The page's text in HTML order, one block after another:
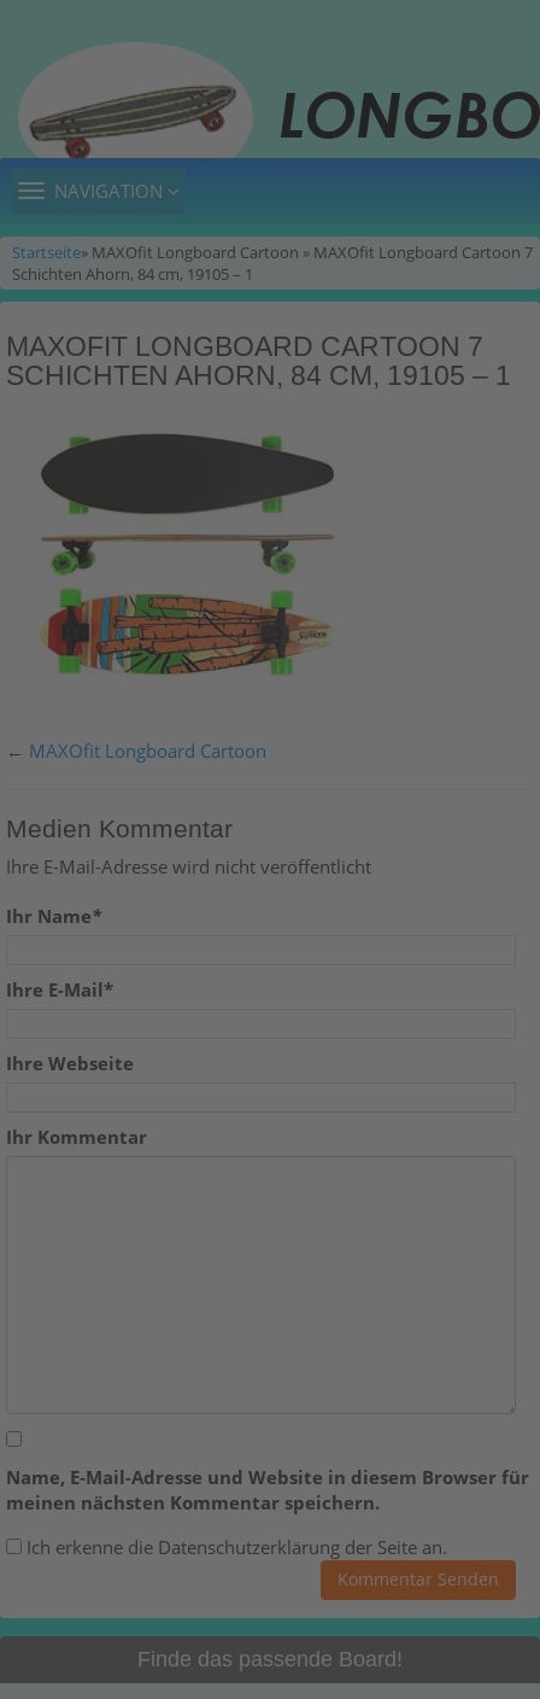
TOGGLE
NAVIGATION
Startseite» MAXOfit Longboard Cartoon » MAXOfit Longboard Cartoon 7
Schichten Ahorn, 84 cm, 19105 – 1
MAXOFIT LONGBOARD CARTOON 7
SCHICHTEN AHORN, 84 CM, 19105 – 1
← MAXOfit Longboard Cartoon
Medien Kommentar
Ihre E-Mail-Adresse wird nicht veröffentlicht
Ihr Name*
Ihre E-Mail*
Ihre Webseite
Ihr Kommentar
Name, E-Mail-Adresse und Website in diesem Browser für
meinen nächsten Kommentar speichern.
Ich erkenne die Datenschutzerklärung der Seite an.
Finde das passende Board!